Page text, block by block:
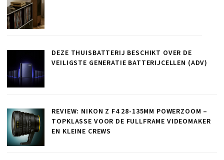
DEZE THUISBATTERIJ BESCHIKT OVER DE
VEILIGSTE GENERATIE BATTERIJCELLEN (ADV)
REVIEW: NIKON Z F4 28-135MM POWERZOOM –
TOPKLASSE VOOR DE FULLFRAME VIDEOMAKER
EN KLEINE CREWS